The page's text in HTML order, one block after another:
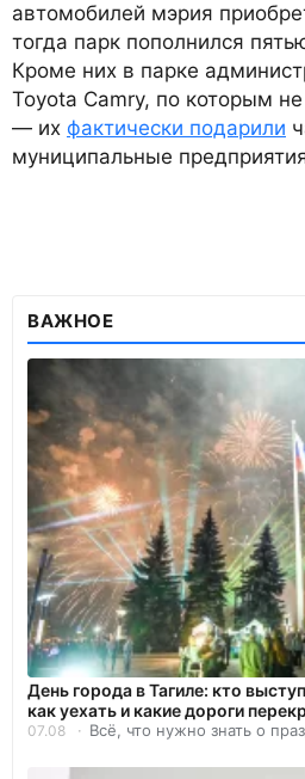
автомобилей мэрия
тогда парк пополнился
Кроме них в парке
Toyota Camry, по которым
— их фактически подарили
муниципальные
ВАЖНОЕ
День города в Тагиле: кто
как уехать и какие дороги
07.08 Всё, что нужно знать о